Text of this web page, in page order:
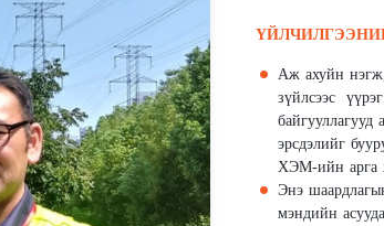
Аж ахуйн
зүйлсээс
эрсдэлийг
ХЭМ-ийн арга
Энэ
мэндийн